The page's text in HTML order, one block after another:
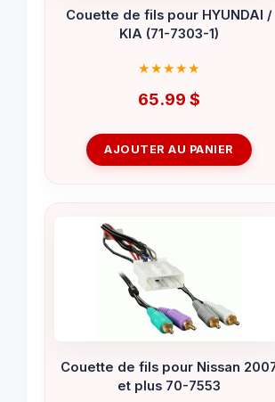
Couette de fils pour HYUNDAI /
KIA (71-7303-1)
65.99 $
AJOUTER AU PANIER
Couette de fils pour Nissan
et plus 70-7553